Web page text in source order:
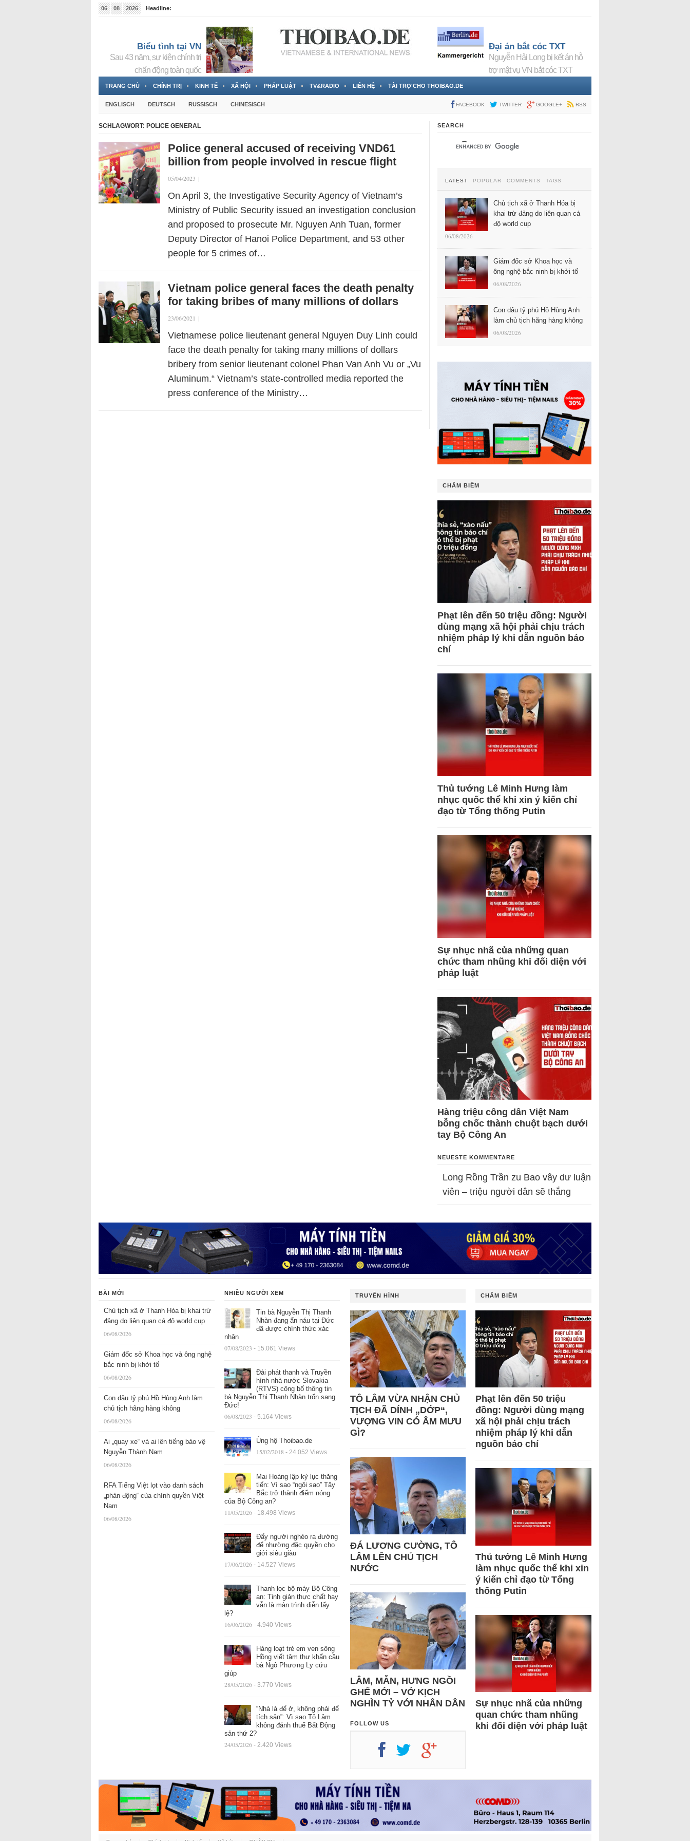
06 08 2026
Headline:
Biểu tình tại VN
Sau 43 năm, sự kiện chính trị
chấn động toàn quốc
Đại án bắt cóc TXT
Nguyễn Hải Long bị kết án hỗ
trợ mật vụ VN bắt cóc TXT
TRANG CHỦ CHÍNH TRỊ KINH TẾ XÃ HỘI PHÁP LUẬT TV&RADIO LIÊN HỆ TÀI TRỢ CHO THOIBAO.DE
ENGLISCH DEUTSCH RUSSISCH CHINESISCH FACEBOOK TWITTER GOOGLE+ RSS
SCHLAGWORT: POLICE GENERAL
Police general accused of receiving VND61
billion from people involved in rescue flight
05/04/2023 |
On April 3, the Investigative Security Agency of Vietnam’s
Ministry of Public Security issued an investigation conclusion
and proposed to prosecute Mr. Nguyen Anh Tuan, former
Deputy Director of Hanoi Police Department, and 53 other
people for 5 crimes of…
Vietnam police general faces the death penalty
for taking bribes of many millions of dollars
23/06/2021 |
Vietnamese police lieutenant general Nguyen Duy Linh could
face the death penalty for taking many millions of dollars
bribery from senior lieutenant colonel Phan Van Anh Vu or „Vu
Aluminum.“ Vietnam’s state-controlled media reported the
press conference of the Ministry…
SEARCH
LATEST POPULAR COMMENTS TAGS
Chủ tịch xã ở Thanh Hóa bị
khai trừ đảng do liên quan cá
độ world cup
06/08/2026
Giám đốc sở Khoa học và
ông nghệ bắc ninh bị khởi tố
06/08/2026
Con dâu tỷ phú Hồ Hùng Anh
làm chủ tịch hãng hàng không
06/08/2026
CHÂM BIẾM
Phạt lên đến 50 triệu đồng: Người
dùng mạng xã hội phải chịu trách
nhiệm pháp lý khi dẫn nguồn báo
chí
Thủ tướng Lê Minh Hưng làm
nhục quốc thể khi xin ý kiến chỉ
đạo từ Tổng thống Putin
Sự nhục nhã của những quan
chức tham nhũng khi đối diện với
pháp luật
Hàng triệu công dân Việt Nam
bỗng chốc thành chuột bạch dưới
tay Bộ Công An
NEUESTE KOMMENTARE
Long Rồng Trần zu Bao vây dư luận
viên – triệu người dân sẽ thắng
BÀI MỚI
Chủ tịch xã ở Thanh Hóa bị khai trừ
đảng do liên quan cá độ world cup
06/08/2026
Giám đốc sở Khoa học và ông nghệ
bắc ninh bị khởi tố
06/08/2026
Con dâu tỷ phú Hồ Hùng Anh làm
chủ tịch hãng hàng không
06/08/2026
Ai „quay xe“ và ai lên tiếng bảo vệ
Nguyễn Thành Nam
06/08/2026
RFA Tiếng Việt lọt vào danh sách
„phản động“ của chính quyền Việt
Nam
06/08/2026
NHIỀU NGƯỜI XEM
Tin bà Nguyễn Thị Thanh
Nhàn đang ẩn náu tại Đức
đã được chính thức xác
nhận
07/08/2023 - 15.061 Views
Đài phát thanh và Truyền
hình nhà nước Slovakia
(RTVS) công bố thông tin
bà Nguyễn Thị Thanh Nhàn trốn sang
Đức!
06/08/2023 - 5.164 Views
Ủng hộ Thoibao.de
15/02/2018 - 24.052 Views
Mai Hoàng lập kỷ lục thăng
tiến: Vì sao “ngôi sao” Tây
Bắc trở thành điểm nóng
của Bộ Công an?
11/05/2026 - 18.498 Views
Đẩy người nghèo ra đường
để nhường đặc quyền cho
giới siêu giàu
17/06/2026 - 14.527 Views
Thanh lọc bộ máy Bộ Công
an: Tinh giản thực chất hay
vẫn là màn trình diễn lấy
lệ?
16/06/2026 - 4.940 Views
Hàng loạt trẻ em ven sông
Hồng viết tâm thư khẩn cầu
bà Ngô Phương Ly cứu
giúp
28/05/2026 - 3.770 Views
“Nhà là để ở, không phải để
tích sản”: Vì sao Tô Lâm
không đánh thuế Bất Động
sản thứ 2?
24/05/2026 - 2.420 Views
TRUYỀN HÌNH
TÔ LÂM VỪA NHẬN CHỦ
TỊCH ĐÃ DÍNH „DỚP“,
VƯỢNG VIN CÓ ÂM MƯU
GÌ?
ĐÁ LƯƠNG CƯỜNG, TÔ
LÂM LÊN CHỦ TỊCH
NƯỚC
LÂM, MẪN, HƯNG NGỒI
GHẾ MỚI – VỞ KỊCH
NGHÌN TỶ VỚI NHÂN DÂN
FOLLOW US
CHÂM BIẾM
Phạt lên đến 50 triệu
đồng: Người dùng mạng
xã hội phải chịu trách
nhiệm pháp lý khi dẫn
nguồn báo chí
Thủ tướng Lê Minh Hưng
làm nhục quốc thể khi xin
ý kiến chỉ đạo từ Tổng
thống Putin
Sự nhục nhã của những
quan chức tham nhũng
khi đối diện với pháp luật